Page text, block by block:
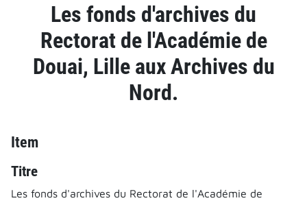
Les fonds d'archives du
Rectorat de l'Académie de
Douai, Lille aux Archives du
Nord.
Item
Titre
Les fonds d'archives du Rectorat de l'Académie de